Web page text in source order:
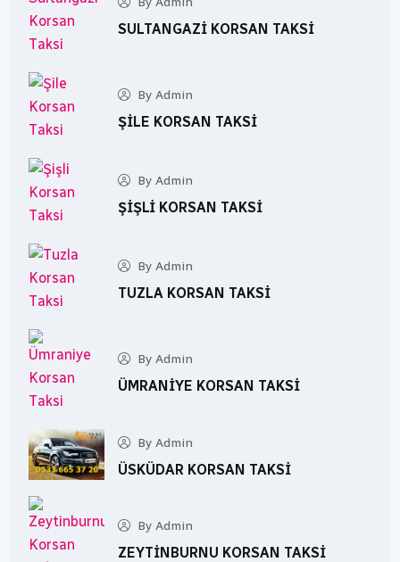
SULTANGAZI KORSAN TAKSI
By Admin
ŞILE KORSAN TAKSI
By Admin
ŞIŞLI KORSAN TAKSI
By Admin
TUZLA KORSAN TAKSI
By Admin
ÜMRANIYE KORSAN TAKSI
By Admin
ÜSKÜDAR KORSAN TAKSI
By Admin
ZEYTINBURNU KORSAN TAKSI